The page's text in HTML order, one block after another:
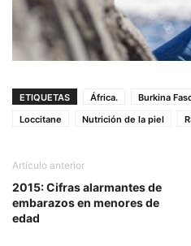
ETIQUETAS África. Burkina
Loccitane
Nutrición de la piel
Artículo anterior
2015: Cifras alarmantes de
embarazos en menores de
edad